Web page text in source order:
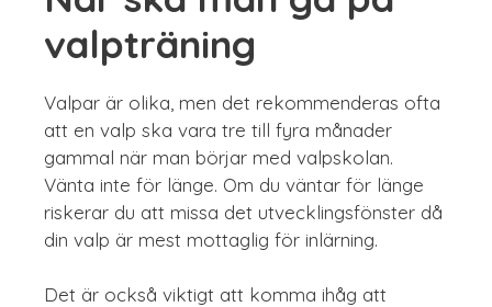
valpträning
Valpar är olika, men det rekommenderas ofta
att en valp ska vara tre till fyra månader
gammal när man börjar med valpskolan.
Vänta inte för länge. Om du väntar för länge
riskerar du att missa det utvecklingsfönster då
din valp är mest mottaglig för inlärning.
Det är också viktigt att komma ihåg att